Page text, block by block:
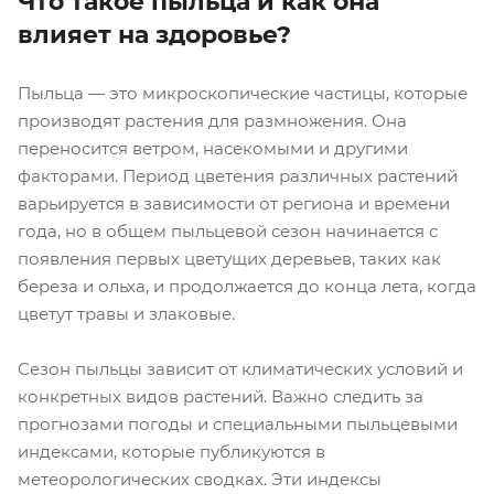
влияет на здоровье?
Пыльца — это микроскопические частицы, которые
производят растения для размножения. Она
переносится ветром, насекомыми и другими
факторами. Период цветения различных растений
варьируется в зависимости от региона и времени
года, но в общем пыльцевой сезон начинается с
появления первых цветущих деревьев, таких как
береза и ольха, и продолжается до конца лета, когда
цветут травы и злаковые.
Сезон пыльцы зависит от климатических условий и
конкретных видов растений. Важно следить за
прогнозами погоды и специальными пыльцевыми
индексами, которые публикуются в
метеорологических сводках. Эти индексы